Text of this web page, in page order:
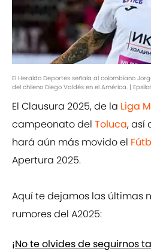
El Heraldo Deportes señala al colombiano
del chileno Diego Valdés en el América. |
El Clausura 2025, de la Liga
campeonato del Toluca, así
hará aún más movido el
Apertura 2025.
Aquí te dejamos las últimas
rumores del A2025:
¡No te olvides de seguirnos